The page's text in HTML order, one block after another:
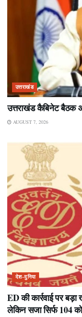
उत्तराखंड
उत्तराखंड कैबिनेट बैठक
AUGUST 7, 2026
देश-दुनिया
ED की कार्रवाई पर
लेकिन सजा सिर्फ 104 को